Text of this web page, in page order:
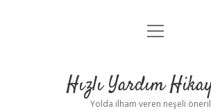
Anasayfa
Yasal Uyarı
menüyü
Hızlı Yardım
Yolda ilham veren neşeli